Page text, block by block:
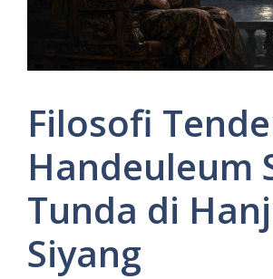
Filosofi
Handeuleum
Tunda di
Siyang